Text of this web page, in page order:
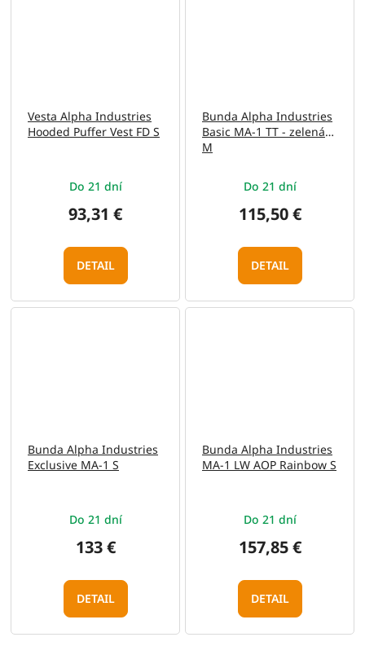
Vesta Alpha Industries
Hooded Puffer Vest FD S
Do 21 dní
93,31 €
DETAIL
Bunda Alpha Industries
Basic MA-1 TT - zelená
M
Do 21 dní
115,50 €
DETAIL
Bunda Alpha Industries
Exclusive MA-1 S
Do 21 dní
133 €
DETAIL
Bunda Alpha Industries
MA-1 LW AOP Rainbow S
Do 21 dní
157,85 €
DETAIL